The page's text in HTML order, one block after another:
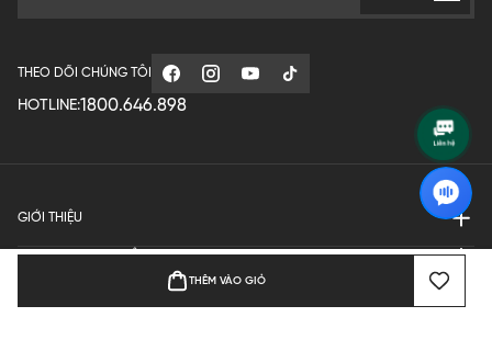
THÊM VÀO GIỎ
THEO DÕI CHÚNG TÔI
HOTLINE:1800.646.898
GIỚI THIỆU
QUY ĐỊNH HOẠT ĐỘNG